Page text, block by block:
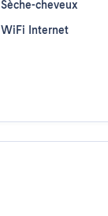
Sèche-cheveux
WiFi Internet